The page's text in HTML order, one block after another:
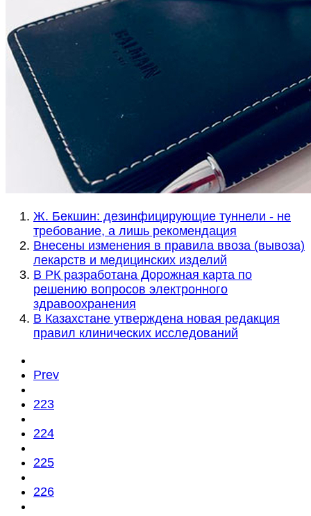
Ж. Бекшин: дезинфицирующие туннели - не
требование, а лишь рекомендация
Внесены изменения в правила ввоза (вывоза)
лекарств и медицинских изделий
В РК разработана Дорожная карта по
решению вопросов электронного
здравоохранения
В Казахстане утверждена новая редакция
правил клинических исследований
Prev
223
224
225
226